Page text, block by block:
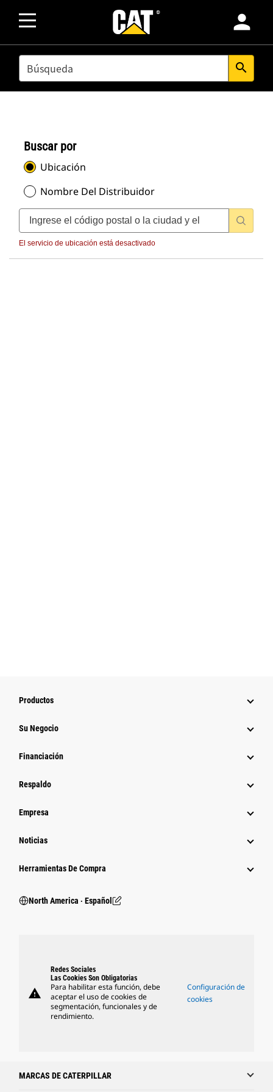
person
SEARCH search
Buscar por
Ubicación
Nombre Del Distribuidor
El servicio de ubicación está desactivado
Productos
Su Negocio
Financiación
Respaldo
Empresa
Noticias
Herramientas De Compra
North America ‧ Español
warning
Redes Sociales
Las Cookies Son Obligatorias
Para habilitar esta función, debe
aceptar el uso de cookies de
segmentación, funcionales y de
rendimiento.
Configuración de
cookies
MARCAS DE CATERPILLAR